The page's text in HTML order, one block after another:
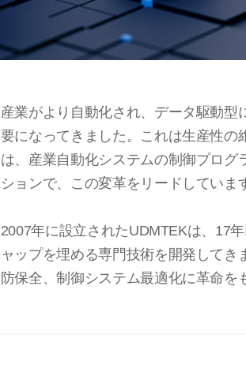
産業がより自動化され、データ駆動
要になってきました。これは生産性
は、産業自動化システムの制御プロ
ションで、この変革をリードしていま
2007年に設立されたUDMTEKは、17
ャップを埋める専門技術を開発して
防保全、制御システム最適化に革命を